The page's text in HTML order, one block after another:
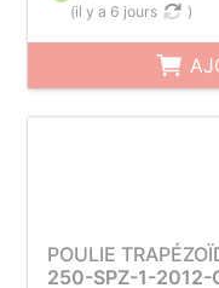
(il y a 6 jours )
POULIE
250-SPZ-1-2012-